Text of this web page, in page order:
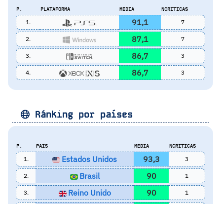
P. PLATAFORMA MEDIA NCRITICAS
1. 91,1 7
2. 87,1 7
3. 86,7 3
4. 86,7 3
Ránking por países
P. PAIS MEDIA NCRITICAS
1. Estados Unidos 93,3 3
2. Brasil 90 1
3. Reino Unido 90 1